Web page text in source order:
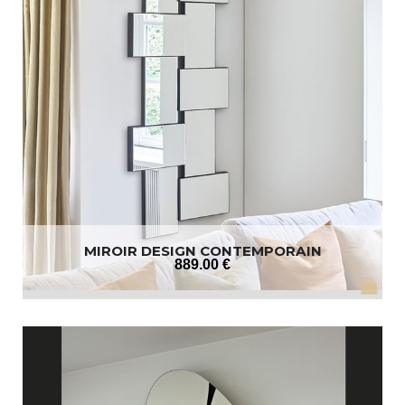
MIROIR DESIGN CONTEMPORAIN
889.00 €